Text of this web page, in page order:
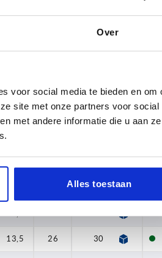
Over
voor social media te bieden en om
site met onze partners voor social
met andere informatie die u aan
Alles toestaan
Derzeit
H2 H3 Zähnezahl
CAD
26
13,5 26 30